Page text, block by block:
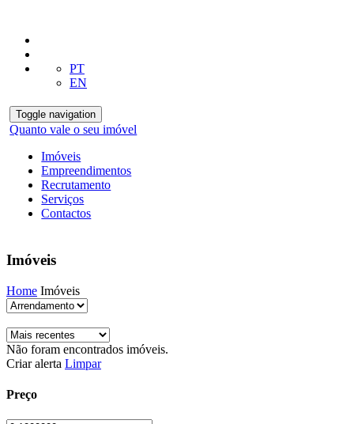
PT
EN
Toggle navigation
Quanto vale o seu imóvel
Imóveis
Empreendimentos
Recrutamento
Serviços
Contactos
Imóveis
Home Imóveis
Não foram encontrados imóveis.
Criar alerta Limpar
Preço